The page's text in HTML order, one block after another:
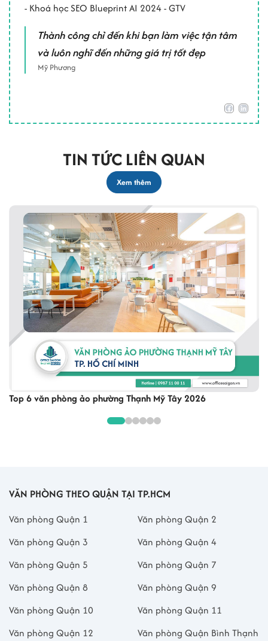
- Khoá học SEO Blueprint AI 2024 - GTV
Thành công chỉ đến khi bạn làm việc tận tâm
và luôn nghĩ đến những giá trị tốt đẹp
Mỹ Phương
TIN TỨC LIÊN QUAN
Xem thêm
Top 5 văn phòng ảo phường Tân Sơn Nhất 2026
VĂN PHÒNG THEO QUẬN TẠI TP.HCM
Văn phòng Quận 1
Văn phòng Quận 2
Văn phòng Quận 3
Văn phòng Quận 4
Văn phòng Quận 5
Văn phòng Quận 7
Văn phòng Quận 8
Văn phòng Quận 9
Văn phòng Quận 10
Văn phòng Quận 11
Văn phòng Quận 12
Văn phòng Quận Bình Thạnh